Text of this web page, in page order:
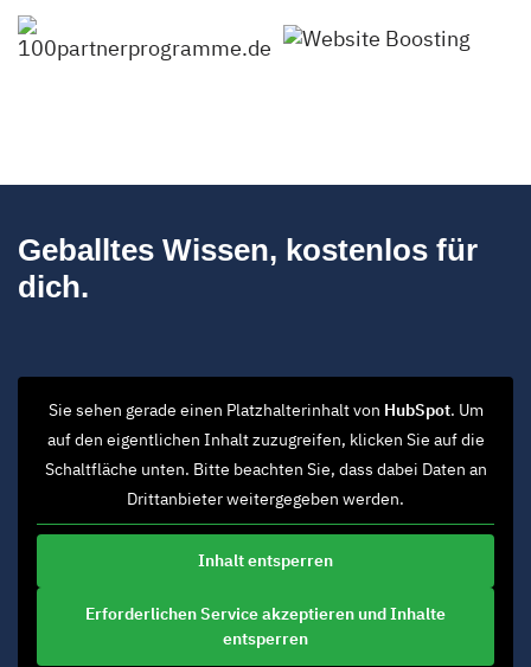
Geballtes Wissen, kostenlos für
dich.
Sie sehen gerade einen Platzhalterinhalt von HubSpot. Um
auf den eigentlichen Inhalt zuzugreifen, klicken Sie auf die
Schaltfläche unten. Bitte beachten Sie, dass dabei Daten an
Drittanbieter weitergegeben werden.
Inhalt entsperren
Erforderlichen Service akzeptieren und Inhalte
entsperren